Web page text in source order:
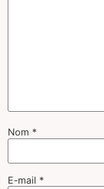
Nom *
E-mail *